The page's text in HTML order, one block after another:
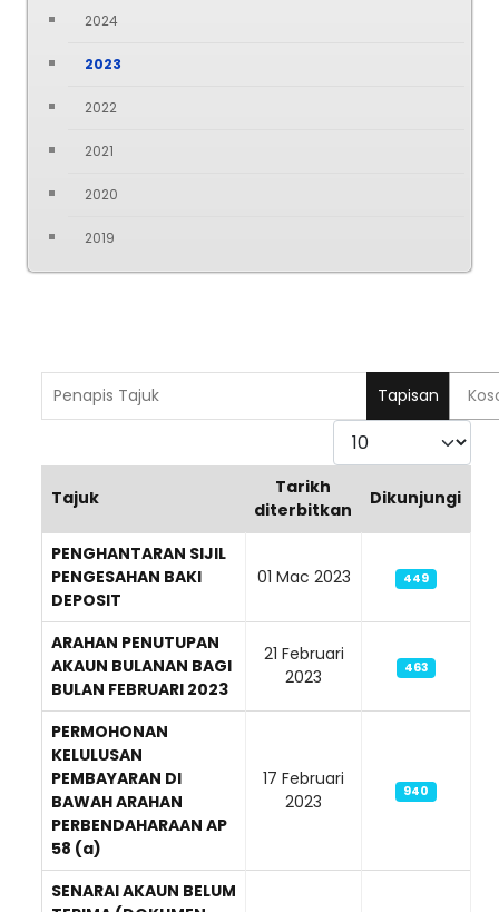
2024
2023
2022
2021
2020
2019
Tapisan
Paparkan
Articles
Tajuk
Tarikh
diterbitkan
Dikunjungi
PENGHANTARAN SIJIL
PENGESAHAN BAKI
DEPOSIT
01 Mac 2023 449
ARAHAN PENUTUPAN
AKAUN BULANAN BAGI
BULAN FEBRUARI 2023
21 Februari
2023
463
PERMOHONAN
KELULUSAN
PEMBAYARAN DI
BAWAH ARAHAN
PERBENDAHARAAN AP
58 (a)
17 Februari
2023
940
SENARAI AKAUN BELUM